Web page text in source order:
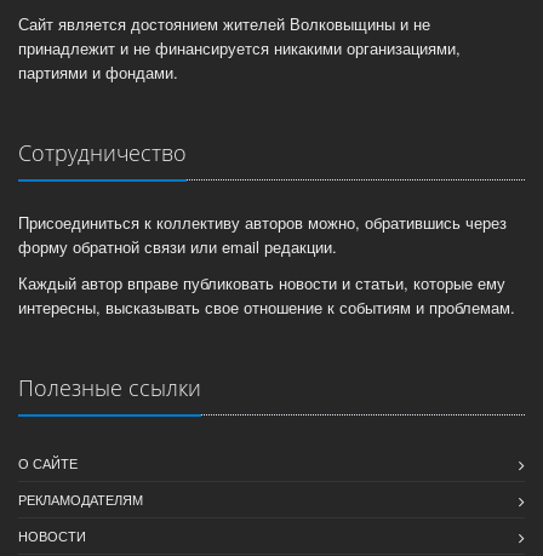
Сайт является достоянием жителей Волковыщины и не
принадлежит и не финансируется никакими организациями,
партиями и фондами.
Сотрудничество
Присоединиться к коллективу авторов можно, обратившись через
форму обратной связи или email редакции.
Каждый автор вправе публиковать новости и статьи, которые ему
интересны, высказывать свое отношение к событиям и проблемам.
Полезные ссылки
О САЙТЕ
РЕКЛАМОДАТЕЛЯМ
НОВОСТИ